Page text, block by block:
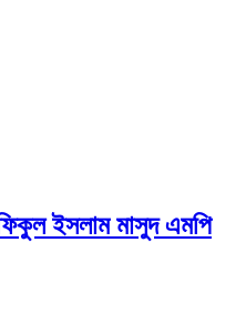
ইসলাম মাসুদ এমপি